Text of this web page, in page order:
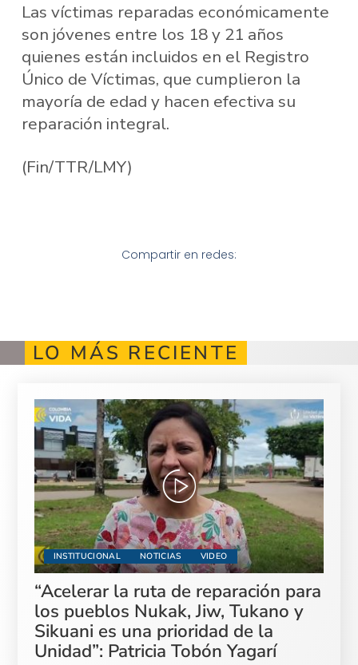
Las víctimas reparadas económicamente
son jóvenes entre los 18 y 21 años
quienes están incluidos en el Registro
Único de Víctimas, que cumplieron la
mayoría de edad y hacen efectiva su
reparación integral.
(Fin/TTR/LMY)
Compartir en redes:
LO MÁS RECIENTE
INSTITUCIONAL NOTICIAS VIDEO
“Acelerar la ruta de reparación para
los pueblos Nukak, Jiw, Tukano y
Sikuani es una prioridad de la
Unidad”: Patricia Tobón Yagarí